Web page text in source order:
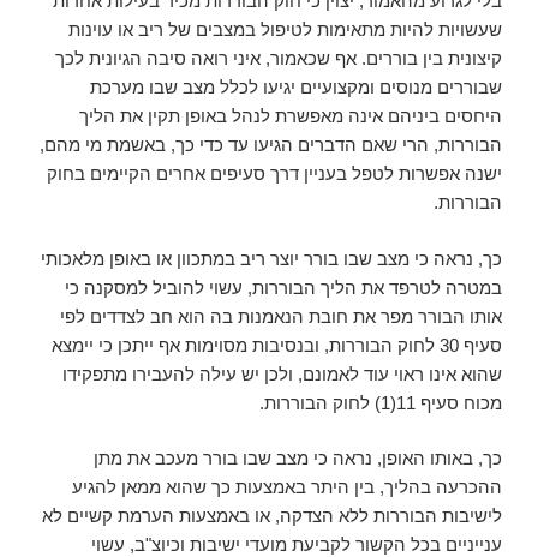
שעשויות להיות מתאימות לטיפול במצבים של ריב או עוינות
קיצונית בין בוררים. אף שכאמור, איני רואה סיבה הגיונית לכך
שבוררים מנוסים ומקצועיים יגיעו לכלל מצב שבו מערכת
היחסים ביניהם אינה מאפשרת לנהל באופן תקין את הליך
הבוררות, הרי שאם הדברים הגיעו עד כדי כך, באשמת מי מהם,
ישנה אפשרות לטפל בעניין דרך סעיפים אחרים הקיימים בחוק
הבוררות.
כך, נראה כי מצב שבו בורר יוצר ריב במתכוון או באופן מלאכותי
במטרה לטרפד את הליך הבוררות, עשוי להוביל למסקנה כי
אותו הבורר מפר את חובת הנאמנות בה הוא חב לצדדים לפי
סעיף 30 לחוק הבוררות, ובנסיבות מסוימות אף ייתכן כי יימצא
שהוא אינו ראוי עוד לאמונם, ולכן יש עילה להעבירו מתפקידו
מכוח סעיף 11(1) לחוק הבוררות.
כך, באותו האופן, נראה כי מצב שבו בורר מעכב את מתן
ההכרעה בהליך, בין היתר באמצעות כך שהוא ממאן להגיע
לישיבות הבוררות ללא הצדקה, או באמצעות הערמת קשיים לא
ענייניים בכל הקשור לקביעת מועדי ישיבות וכיוצ"ב, עשוי